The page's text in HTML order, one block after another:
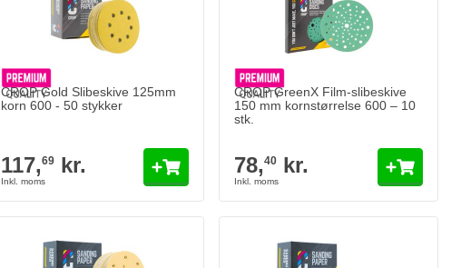
CROP Gold Slibeskive 125mm
korn 600 - 50 stykker
117,69kr.
CROP GreenX Film-slibeskive
150 mm kornstørrelse 600 – 10
stk.
78,40 kr.